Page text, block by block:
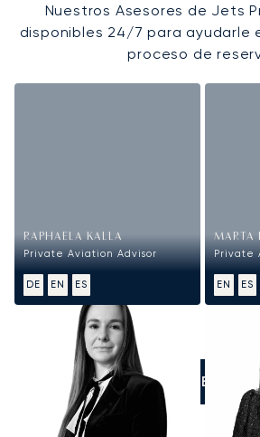
Nuestros Asesores de Jets
disponibles 24/7 para ayudarle
proceso de
RAPHAELA KALLA
Private Aviation Advisor
DE EN ES
MARTA
Private
EN ES
LLÁMENOS